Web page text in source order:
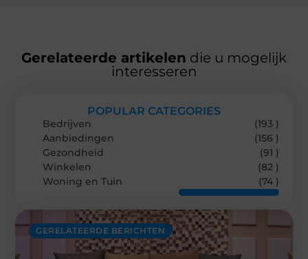
Gerelateerde artikelen die u mogelijk
interesseren
GERELATEERDE BERICHTEN
POPULAR CATEGORIES
Bedrijven
(193 )
Aanbiedingen
(156 )
Gezondheid
(91 )
Winkelen
(82 )
Woning en Tuin
(74 )